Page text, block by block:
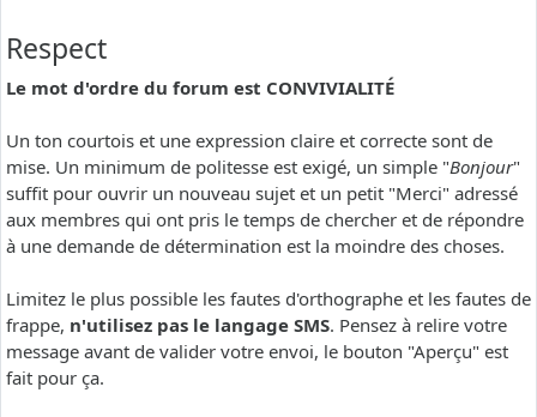
Respect
Le mot d'ordre du forum est CONVIVIALITÉ
Un ton courtois et une expression claire et correcte sont de
mise. Un minimum de politesse est exigé, un simple "Bonjour"
suffit pour ouvrir un nouveau sujet et un petit "Merci" adressé
aux membres qui ont pris le temps de chercher et de répondre
à une demande de détermination est la moindre des choses.
Limitez le plus possible les fautes d'orthographe et les fautes de
frappe, n'utilisez pas le langage SMS. Pensez à relire votre
message avant de valider votre envoi, le bouton "Aperçu" est
fait pour ça.